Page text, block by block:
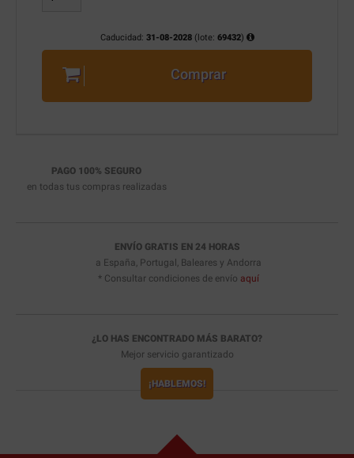
Caducidad: 31-08-2028(lote: 69432)
Comprar
PAGO 100% SEGURO
en todas tus compras realizadas
ENVÍO GRATIS EN 24 HORAS
a España, Portugal, Baleares y Andorra
* Consultar condiciones de envío aquí
¿LO HAS ENCONTRADO MÁS BARATO?
Mejor servicio garantizado
¡HABLEMOS!